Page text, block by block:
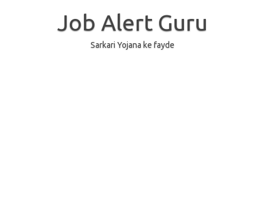
Job Alert Guru
Sarkari Yojana ke fayde